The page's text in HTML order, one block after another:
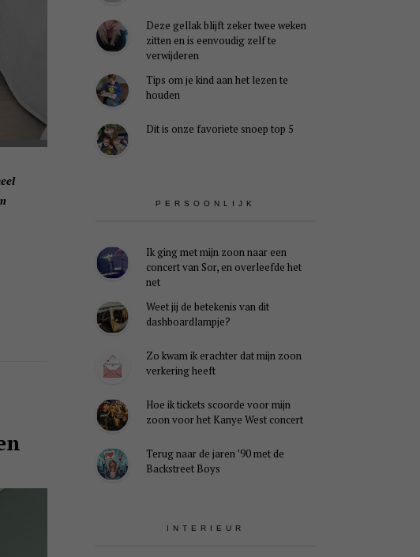
Deze gellak blijft zeker twee weken
zitten en is eenvoudig zelf te
verwijderen
Tips om je kind aan het lezen te
houden
Dit is onze favoriete snoep top 5
PERSOONLIJK
Ik ging met mijn zoon naar een
concert van Sor, en overleefde het
net
Weet jij de betekenis van dit
dashboardlampje?
Zo kwam ik erachter dat mijn zoon
verkering heeft
Hoe ik tickets scoorde voor mijn
zoon voor het Kanye West concert
Terug naar de jaren ’90 met de
Backstreet Boys
INTERIEUR